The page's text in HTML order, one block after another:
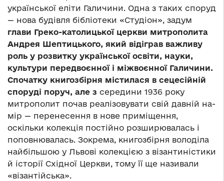
української еліти Галичини. Одна з таких споруд
— нова будівля бібліотеки «Студіон», задум
глави Греко-католицької церкви митрополита
Андрея Шептицького, який відіграв важливу
роль у роз­витку української освіти, науки,
культури перед­воєнної і міжвоєнної Галичини.
Спочатку книгозбірня містилася в сецесійній
споруді поруч, але з середини 1936 року
митрополит почав реалізовувати свій давній на­
мір — перенесення в нове приміщення,
оскільки колекція постійно розширювалась і
поповнювалась. Зокрема, книгозбірня володіла
найбільшою у Львові колекцією з візантиністики
й історії Східної Церкви, тому її ще називали
«візантійська».